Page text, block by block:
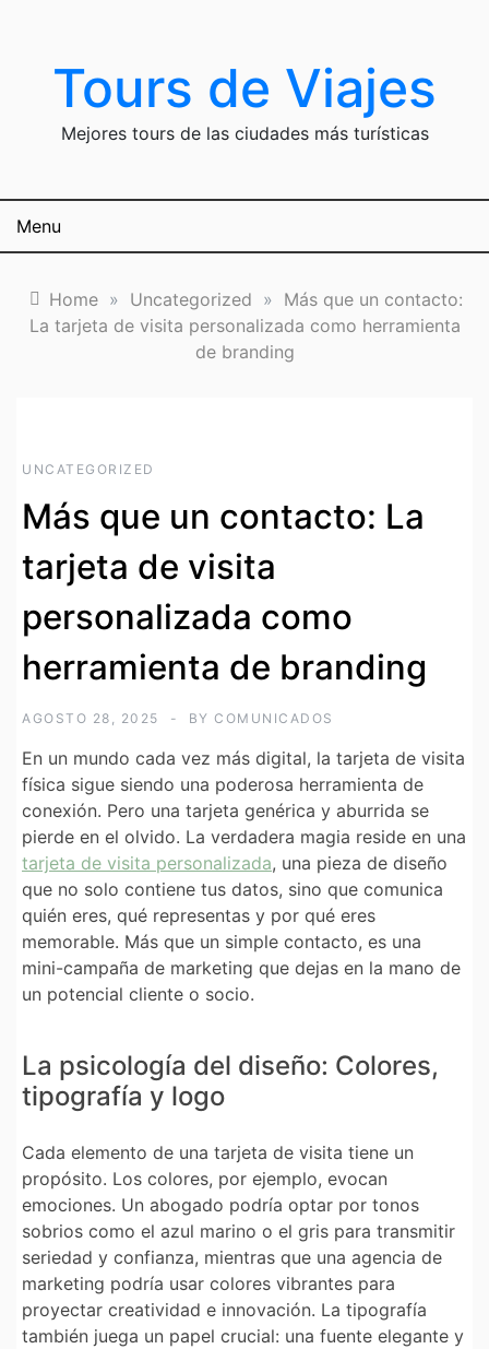
contentTours de Viajes
Mejores tours de las ciudades más turísticas
Menu
Home » Uncategorized » Más que un contacto:
La tarjeta de visita personalizada como herramienta
de branding
UNCATEGORIZED
Más que un contacto: La
tarjeta de visita
personalizada como
herramienta de branding
AGOSTO 28, 2025 BY COMUNICADOS
En un mundo cada vez más digital, la tarjeta de visita
física sigue siendo una poderosa herramienta de
conexión. Pero una tarjeta genérica y aburrida se
pierde en el olvido. La verdadera magia reside en una
tarjeta de visita personalizada, una pieza de diseño
que no solo contiene tus datos, sino que comunica
quién eres, qué representas y por qué eres
memorable. Más que un simple contacto, es una
mini-campaña de marketing que dejas en la mano de
un potencial cliente o socio.
La psicología del diseño: Colores,
tipografía y logo
Cada elemento de una tarjeta de visita tiene un
propósito. Los colores, por ejemplo, evocan
emociones. Un abogado podría optar por tonos
sobrios como el azul marino o el gris para transmitir
seriedad y confianza, mientras que una agencia de
marketing podría usar colores vibrantes para
proyectar creatividad e innovación. La tipografía
también juega un papel crucial: una fuente elegante y